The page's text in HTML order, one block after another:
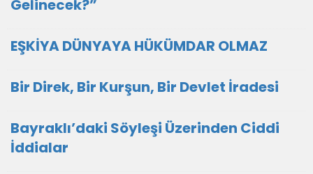
Gelinecek?”
EŞKİYA DÜNYAYA HÜKÜMDAR OLMAZ
Bir Direk, Bir Kurşun, Bir Devlet İradesi
Bayraklı’daki Söyleşi Üzerinden Ciddi
İddialar